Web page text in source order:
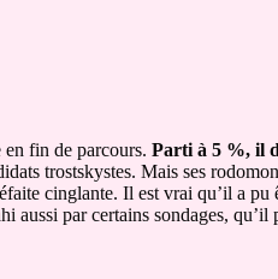
en fin de parcours. Parti à 5 %, il
trostskystes. Mais ses
cinglante. Il est vrai qu’il a pu
aussi par certains sondages, qu’il